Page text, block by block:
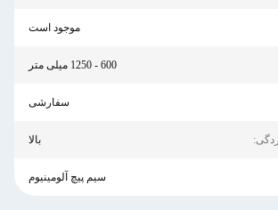
موجود است
600 - 1250 میلی متر
سفارشی
بالا
سیم پیچ آلومینیوم